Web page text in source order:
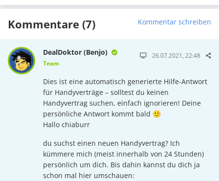
Kommentare (7) Kommentar schreiben
DealDoktor (Benjo)
Team
26.07.2021, 22:48
Dies ist eine automatisch generierte Hilfe-Antwort
für Handyverträge – solltest du keinen
Handyvertrag suchen, einfach ignorieren! Deine
persönliche Antwort kommt bald 🙂
Hallo chiaburr
du suchst einen neuen Handyvertrag? Ich
kümmere mich (meist innerhalb von 24 Stunden)
persönlich um dich. Bis dahin kannst du dich ja
schon mal hier umschauen: